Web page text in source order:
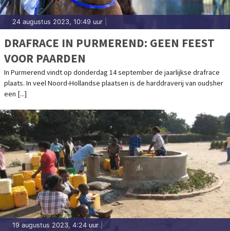
24 augustus 2023, 10:49 uur
DRAFRACE IN PURMEREND: GEEN FEEST
VOOR PAARDEN
In Purmerend vindt op donderdag 14 september de jaarlijkse drafrace
plaats. In veel Noord-Hollandse plaatsen is de harddraverij van oudsher
een [...]
19 augustus 2023, 4:24 uur